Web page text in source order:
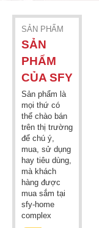
SẢN PHẨM
SẢN
PHẨM
CỦA SFY
Sản phẩm là
mọi thứ có
thể chào bán
trên thị trường
để chú ý,
mua, sử dụng
hay tiêu dùng,
mà khách
hàng được
mua sắm tại
sfy-home
complex